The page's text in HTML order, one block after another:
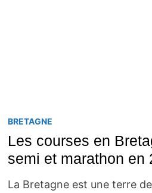
BRETAGNE
Les courses en
semi et marathon en
La Bretagne est une terre